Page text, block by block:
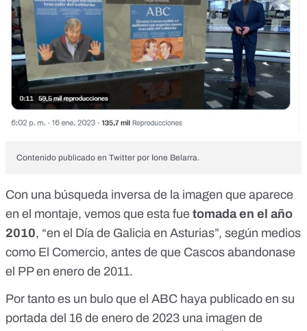
Contenido publicado en Twitter por Ione Belarra.
Con una búsqueda inversa de la imagen que aparece
en el montaje, vemos que esta fue tomada en el año
2010, “en el Día de Galicia en Asturias”, según medios
como El Comercio, antes de que Cascos abandonase
el PP en enero de 2011.
Por tanto es un bulo que el ABC haya publicado en su
portada del 16 de enero de 2023 una imagen de